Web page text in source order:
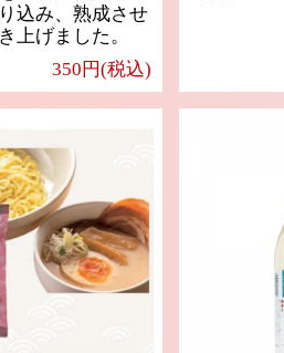
込み、熟成させ
上げました。
350円(税込)